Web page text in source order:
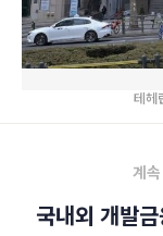
테헤
계
국내외 개발